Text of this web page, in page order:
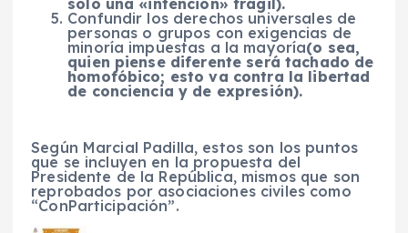
Confundir los derechos universales de
personas o grupos con exigencias de
minoría impuestas a la mayoría(o sea,
quien piense diferente será tachado de
homofóbico; esto va contra la libertad
de conciencia y de expresión).
Según Marcial Padilla, estos son los puntos
que se incluyen en la propuesta del
Presidente de la República, mismos que son
reprobados por asociaciones civiles como
“ConParticipación”.